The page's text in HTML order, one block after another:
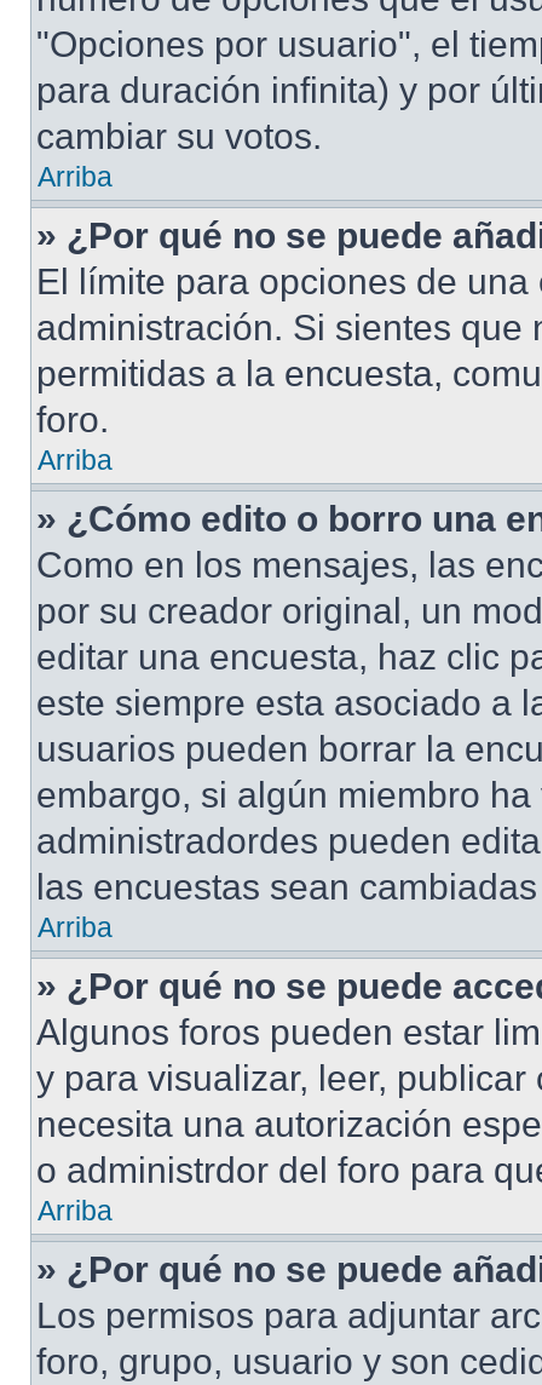
"Opciones por usuario", el
para duración infinita) y por
cambiar su votos.
Arriba
» ¿Por qué no se puede
El límite para opciones de
administración. Si sientes
permitidas a la encuesta,
foro.
Arriba
» ¿Cómo edito o borro una
Como en los mensajes, las
por su creador original, un
editar una encuesta, haz clic
este siempre esta asociado a
usuarios pueden borrar la
embargo, si algún miembro
administradordes pueden
las encuestas sean
Arriba
» ¿Por qué no se puede
Algunos foros pueden estar
y para visualizar, leer,
necesita una autorización
o administrdor del foro para
Arriba
» ¿Por qué no se puede
Los permisos para adjuntar
foro, grupo, usuario y son